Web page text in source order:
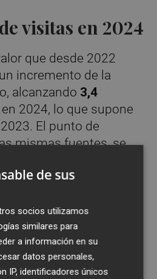
visitas en 2024
que desde 2022
incremento de la
alcanzando 3,4
2024, lo que supone
El punto de
mismas fuentes, se
vez ya finalizaron la
posteriores,
en dicho ejercicio dos
para el parque como
combina grandes
de sus
socios utilizamos
similares para
a información en su
datos personales,
IP, identificadores únicos